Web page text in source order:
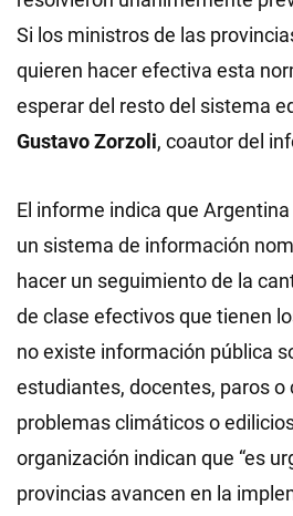
Si los ministros de las
quieren hacer efectiva esta
esperar del resto del sistema
Gustavo Zorzoli, coautor del
El informe indica que
un sistema de información
hacer un seguimiento de la
de clase efectivos que tienen
no existe información pública
estudiantes, docentes, paros o
problemas climáticos o
organización indican que “es
provincias avancen en la